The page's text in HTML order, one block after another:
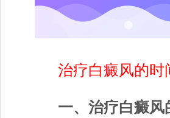
治疗白癜风的时
一、治疗白癜风